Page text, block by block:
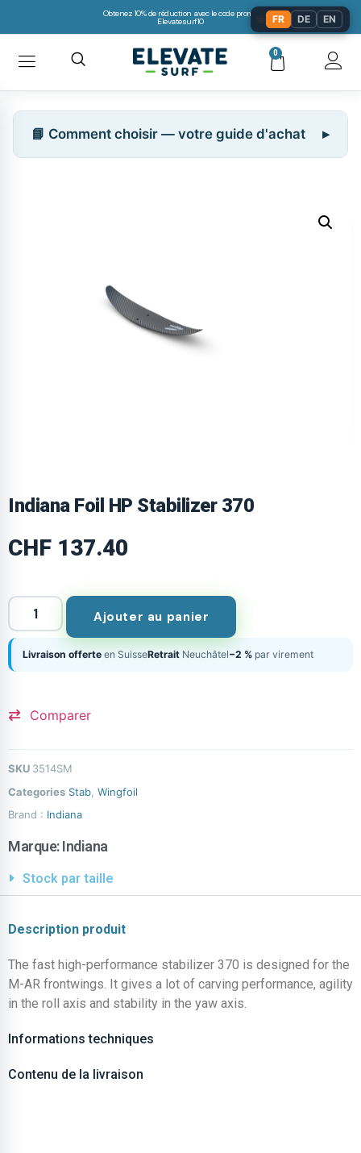
Obtenez 10% de réduction avec le code promo:
Elevatesurf10
0
📘 Comment choisir — votre guide d'achat
Indiana Foil HP Stabilizer 370
CHF 137.40
Ajouter au panier
Livraison offerte en SuisseRetrait Neuchâtel−2 % par virement
Comparer
SKU 3514SM
Categories Stab Wingfoil
Brand : Indiana
Marque:Indiana
Stock par taille
Description produit
The fast high-performance stabilizer 370 is designed for the
M-AR frontwings. It gives a lot of carving performance, agility
in the roll axis and stability in the yaw axis.
Informations techniques
Contenu de la livraison
FR DE EN